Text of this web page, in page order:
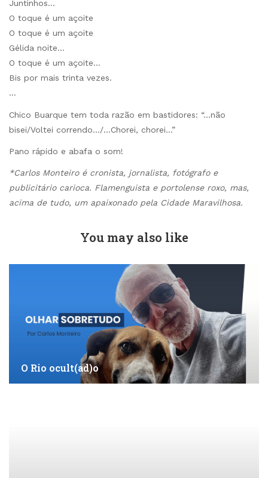
Juntinhos…
O toque é um açoite
O toque é um açoite
Gélida noite…
O toque é um açoite…
Bis por mais trinta vezes.
…
Chico Buarque tem toda razão em bastidores: “…não
bisei/Voltei correndo…/…Chorei, chorei…”
Pano rápido e abafa o som!
*Carlos Monteiro é cronista, jornalista, fotógrafo e
publicitário carioca. Flamenguista e portolense roxo, mas,
acima de tudo, um apaixonado pela Cidade Maravilhosa.
You may also like
O Rio ocult(ad)o